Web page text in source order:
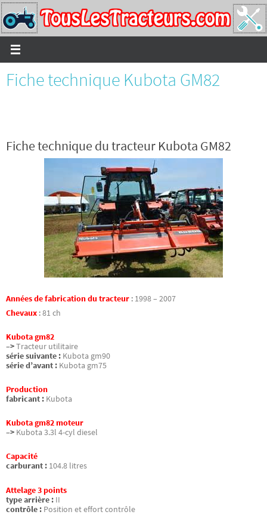
Passer
vers
le
contenu
Fiche technique Kubota GM82
Fiche technique du tracteur Kubota GM82
Années de fabrication du tracteur : 1998 – 2007
Chevaux :81 ch
Kubota gm82
–>Tracteur utilitaire
série suivante : Kubota gm90
série d’avant : Kubota gm75
Production
fabricant : Kubota
Kubota gm82 moteur
–> Kubota 3.3l 4-cyl diesel
Capacité
carburant : 104.8 litres
Attelage 3 points
type arrière : II
contrôle : Position et effort contrôle